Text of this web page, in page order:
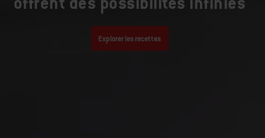
Explorer les recettes